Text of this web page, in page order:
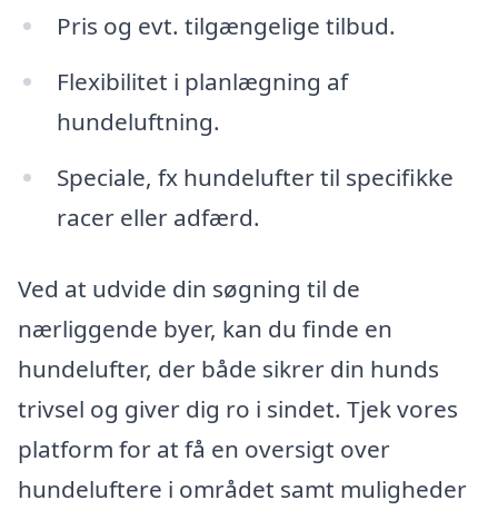
Pris og evt. tilgængelige tilbud.
Flexibilitet i planlægning af
hundeluftning.
Speciale, fx hundelufter til specifikke
racer eller adfærd.
Ved at udvide din søgning til de
nærliggende byer, kan du finde en
hundelufter, der både sikrer din hunds
trivsel og giver dig ro i sindet. Tjek vores
platform for at få en oversigt over
hundeluftere i området samt muligheder